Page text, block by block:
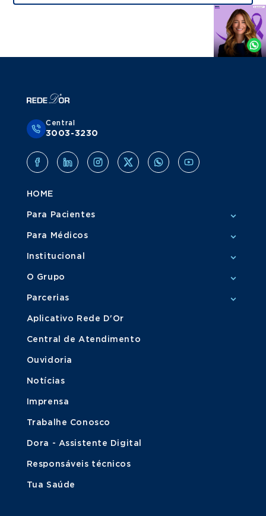
Agende
Whatsapp
Central
3003-3230
HOME
Para Pacientes
Para Médicos
Institucional
O Grupo
Parcerias
Aplicativo Rede D'Or
Central de Atendimento
Ouvidoria
Notícias
Imprensa
Trabalhe Conosco
Dora - Assistente Digital
Responsáveis técnicos
Tua Saúde